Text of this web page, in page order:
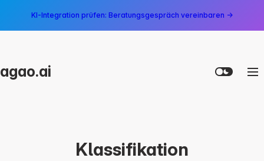
KI-Integration prüfen: Beratungsgespräch vereinbaren →
agao.ai
Klassifikation